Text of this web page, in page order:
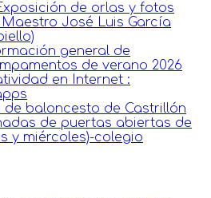
de orlas y fotos
José Luis García
general de
de verano 2026
en Internet :
de baloncesto de Castrillón
de puertas abiertas de
y miércoles)-colegio